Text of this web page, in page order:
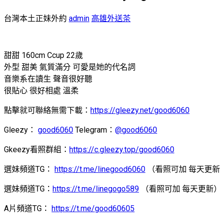
台灣本土正妹外約 admin 高雄外送茶
甜甜 160cm Ccup 22歲
外型 甜美 氣質滿分 可愛是她的代名詞
音樂系在讀生 聲音很好聽
很貼心 很好相處 溫柔
點擊就可聯絡無需下載： https://gleezy.net/good6060
Gleezy： good6060 Telegram： @good6060
Gkeezy看照群組： https://c.gleezy.top/good6060
選妹頻道TG： https://t.me/linegood6060 （看照可加 每天更
選妹頻道TG： https://t.me/linegogo589 （看照可加 每天更新
A片頻道TG： https://t.me/good60605